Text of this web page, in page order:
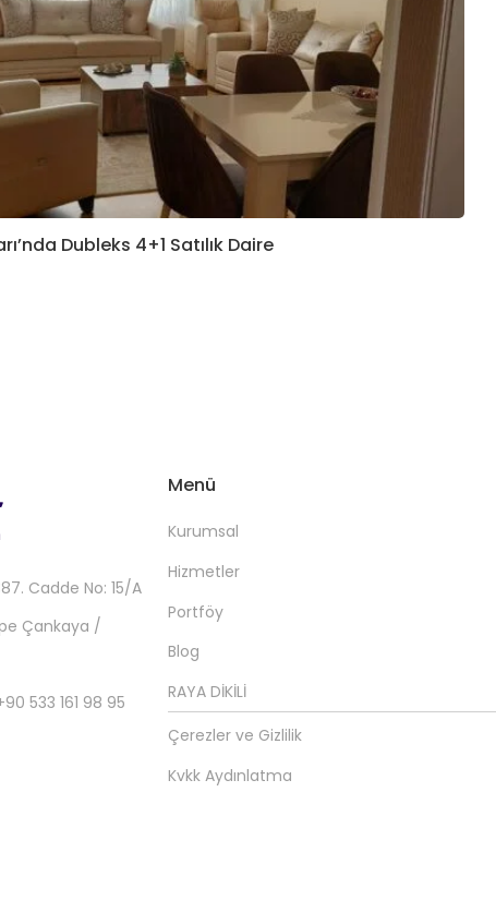
Dubleks 4+1 Satılık Daire
Cadde No: 15/A
Çankaya /
533 161 98 95
Menü
Kurumsal
Hizmetler
Portföy
Blog
RAYA DİKİLİ
Çerezler ve Gizlilik
Kvkk Aydınlatma